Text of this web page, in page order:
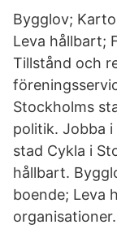
Bygglov;
Leva hållbart;
Tillstånd och
Stockholms
politik. Jobba
stad Cykla i
hållbart.
boende; Leva
organisationer.